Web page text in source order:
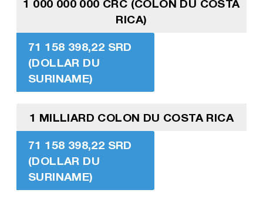
1 000 000 000 CRC (COLON DU COSTA
RICA)
71 158 398,22 SRD
(DOLLAR DU
SURINAME)
1 MILLIARD COLON DU COSTA RICA
71 158 398,22 SRD
(DOLLAR DU
SURINAME)